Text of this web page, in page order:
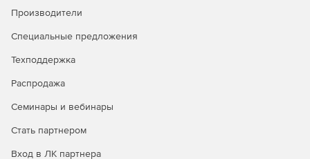
Производители
Специальные предложения
Техподдержка
Распродажа
Семинары и вебинары
Стать партнером
Вход в ЛК партнера